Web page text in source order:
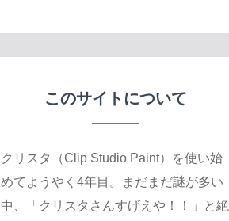
このサイトについて
クリスタ（Clip Studio Paint）を使い始
めてようやく4年目。まだまだ謎が多い
中、「クリスタさんすげえや！！」と絶